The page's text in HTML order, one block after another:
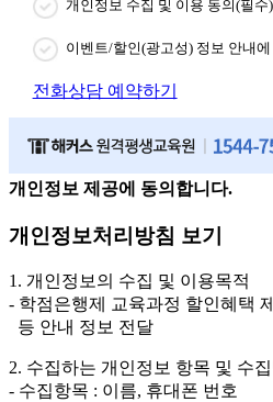
개인정보 수집 및 이용 동의(필수)
이벤트/할인(광고성) 정보 안내
전화상담 예약하기
개인정보 제공에 동의합니다.
개인정보처리방침 보기
1. 개인정보의 수집 및 이용목적
- 학점은행제 교육과정 할인혜택
등 안내 정보 전달
2. 수집하는 개인정보 항목 및 수
- 수집항목 : 이름, 휴대폰 번호